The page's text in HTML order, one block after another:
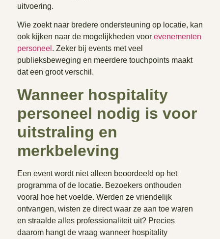
uitvoering.
Wie zoekt naar bredere ondersteuning op locatie, kan
ook kijken naar de mogelijkheden voor evenementen
personeel . Zeker bij events met veel
publieksbeweging en meerdere touchpoints maakt
dat een groot verschil.
Wanneer hospitality
personeel nodig is voor
uitstraling en
merkbeleving
Een event wordt niet alleen beoordeeld op het
programma of de locatie. Bezoekers onthouden
vooral hoe het voelde. Werden ze vriendelijk
ontvangen, wisten ze direct waar ze aan toe waren
en straalde alles professionaliteit uit? Precies
daarom hangt de vraag wanneer hospitality